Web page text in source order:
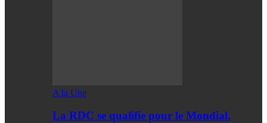
A la Une
La RDC se qualifie pour le Mondial.